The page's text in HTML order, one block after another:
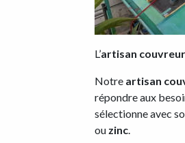
L’artisan couvreur
Notre artisan
répondre aux
sélectionne avec
ou zinc.